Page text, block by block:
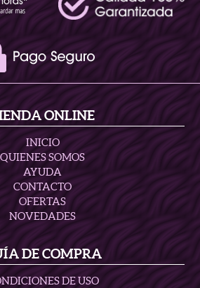
ONLINE
INICIO
QUIENES SOMOS
AYUDA
CONTACTO
OFERTAS
NOVEDADES
DE COMPRA
DE USO